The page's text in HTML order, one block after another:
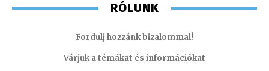
RÓLUNK
Fordulj hozzánk bizalommal!
Várjuk a témákat és információkat